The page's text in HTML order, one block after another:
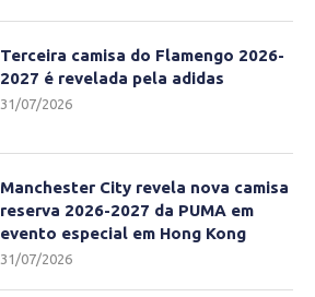
Terceira camisa do Flamengo 2026-
2027 é revelada pela adidas
31/07/2026
Manchester City revela nova camisa
reserva 2026-2027 da PUMA em
evento especial em Hong Kong
31/07/2026